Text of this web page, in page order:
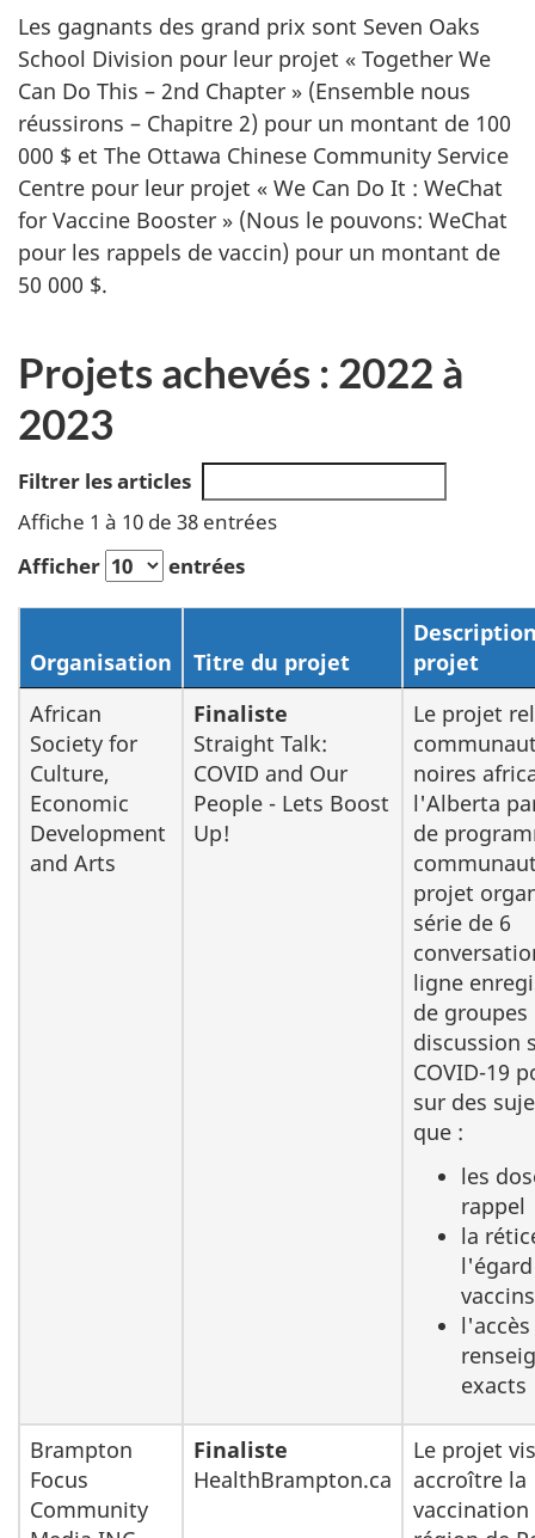
Les gagnants des grand prix sont Seven Oaks
School Division pour leur projet « Together We
Can Do This – 2nd Chapter » (Ensemble nous
réussirons – Chapitre 2) pour un montant de 100
000 $ et The Ottawa Chinese Community Service
Centre pour leur projet « We Can Do It : WeChat
for Vaccine Booster » (Nous le pouvons: WeChat
pour les rappels de vaccin) pour un montant de
50 000 $.
Projets achevés : 2022 à
2023
Filtrer les articles
Affiche 1 à 10 de 38 entrées
Afficher
entrées
Organisation Titre du projet
projet
African
Society for
Culture,
Economic
Development
and Arts
Finaliste
Straight Talk:
COVID and Our
People - Lets Boost
Up!
Le projet
noires
l'Alberta
de
projet
série de 6
ligne
de groupes
discussion
COVID-19
sur des
que :
les
rappel
la
vaccins
exacts
Brampton
Focus
Community
Finaliste
HealthBrampton.ca
Le projet
accroître la
vaccination